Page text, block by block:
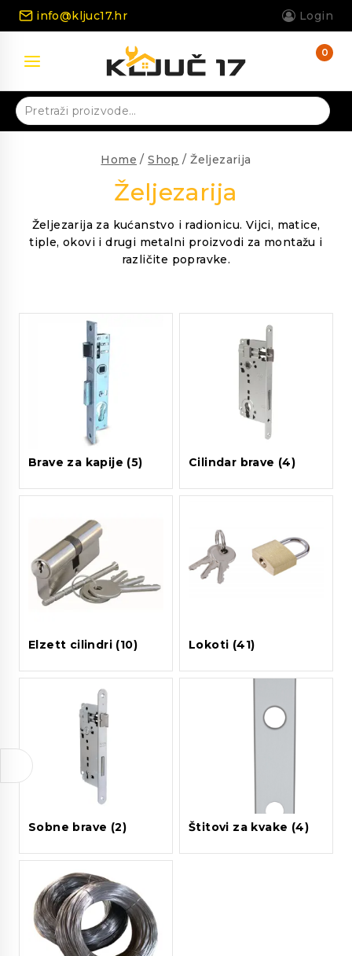
Skip
info@kljuc17.hr Login
0
Pretraži:
Home / Shop / Željezarija
Željezarija
Željezarija za kućanstvo i radionicu. Vijci, matice,
tiple, okovi i drugi metalni proizvodi za montažu i
različite popravke.
Brave za kapije (5) Cilindar brave (4)
Elzett cilindri (10) Lokoti (41)
Sobne brave (2) Štitovi za kvake (4)